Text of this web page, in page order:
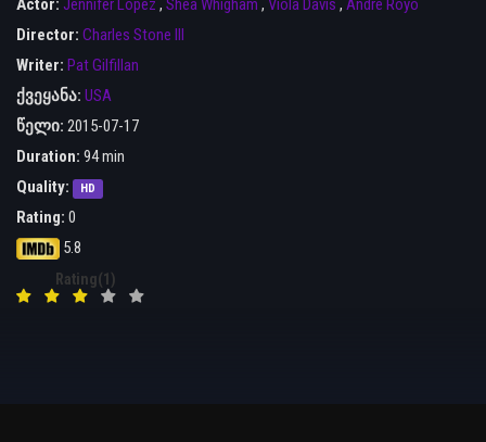
Actor: Jennifer Lopez , Shea Whigham , Viola Davis , Andre Royo
Director: Charles Stone III
Writer: Pat Gilfillan
ქვეყანა: USA
წელი: 2015-07-17
Duration: 94 min
Quality:
HD
Rating: 0
5.8
Rating(1)